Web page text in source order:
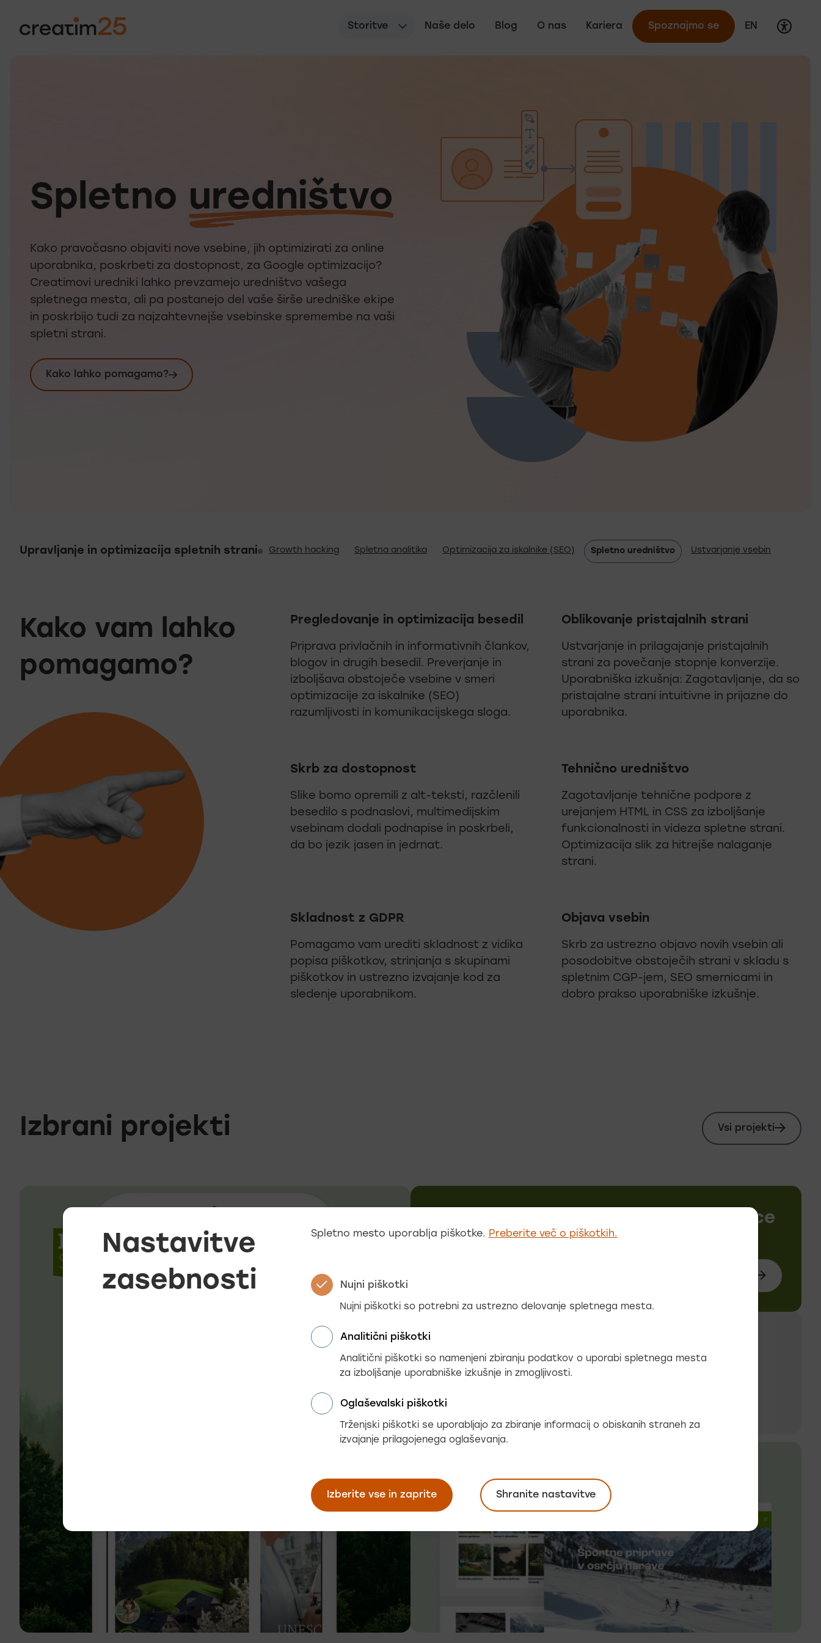
Storitve Naše delo Blog O nas Kariera Spoznajmo se Switch
EN
Spletno uredništvo Spletno uredništvo
Kako pravočasno objaviti nove vsebine, jih optimizirati za online
uporabnika, poskrbeti za dostopnost, za Google optimizacijo?
Creatimovi uredniki lahko prevzamejo uredništvo vašega
spletnega mesta, ali pa postanejo del vaše širše uredniške ekipe
in poskrbijo tudi za najzahtevnejše vsebinske spremembe na vaši
spletni strani.
Kako lahko pomagamo?
Upravljanje in optimizacija spletnih strani Growth hacking Spletna analitika Optimizacija za iskalnike (SEO) Spletno uredništvo Ustvarjanje vsebin
Kako vam lahko
pomagamo?
Pregledovanje in optimizacija besedil
Priprava privlačnih in informativnih člankov,
blogov in drugih besedil. Preverjanje in
izboljšava obstoječe vsebine v smeri
optimizacije za iskalnike (SEO)
razumljivosti in komunikacijskega sloga.
Oblikovanje pristajalnih strani
Ustvarjanje in prilagajanje pristajalnih
strani za povečanje stopnje konverzije.
Uporabniška izkušnja: Zagotavljanje, da so
pristajalne strani intuitivne in prijazne do
uporabnika.
Skrb za dostopnost
Slike bomo opremili z alt-teksti, razčlenili
besedilo s podnaslovi, multimedijskim
vsebinam dodali podnapise in poskrbeli,
da bo jezik jasen in jedrnat.
Tehnično uredništvo
Zagotavljanje tehnične podpore z
urejanjem HTML in CSS za izboljšanje
funkcionalnosti in videza spletne strani.
Optimizacija slik za hitrejše nalaganje
strani.
Skladnost z GDPR
Pomagamo vam urediti skladnost z vidika
popisa piškotkov, strinjanja s skupinami
piškotkov in ustrezno izvajanje kod za
sledenje uporabnikom.
Objava vsebin
Skrb za ustrezno objavo novih vsebin ali
posodobitve obstoječih strani v skladu s
spletnim CGP-jem, SEO smernicami in
dobro prakso uporabniške izkušnje.
Izbrani projekti Vsi projekti
Zelena Slovenija navdušuje obiskovalce
več o
4,5
Nastavitve
zasebnosti
Spletno mesto uporablja piškotke. Preberite več o piškotkih.
Nujni piškotki
Nujni piškotki so potrebni za ustrezno delovanje spletnega mesta.
Analitični piškotki
Analitični piškotki so namenjeni zbiranju podatkov o uporabi spletnega mesta
za izboljšanje uporabniške izkušnje in zmogljivosti.
Oglaševalski piškotki
Trženjski piškotki se uporabljajo za zbiranje informacij o obiskanih straneh za
izvajanje prilagojenega oglaševanja.
Izberite vse in zaprite Shranite nastavitve